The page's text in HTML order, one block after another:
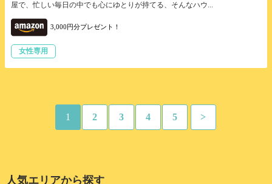
屋で、忙しい毎日の中でも心にゆとりが持てる、そんなハウ...
3,000円分プレゼント！
女性専用
1 2 3 4 5 >
人気エリアから探す